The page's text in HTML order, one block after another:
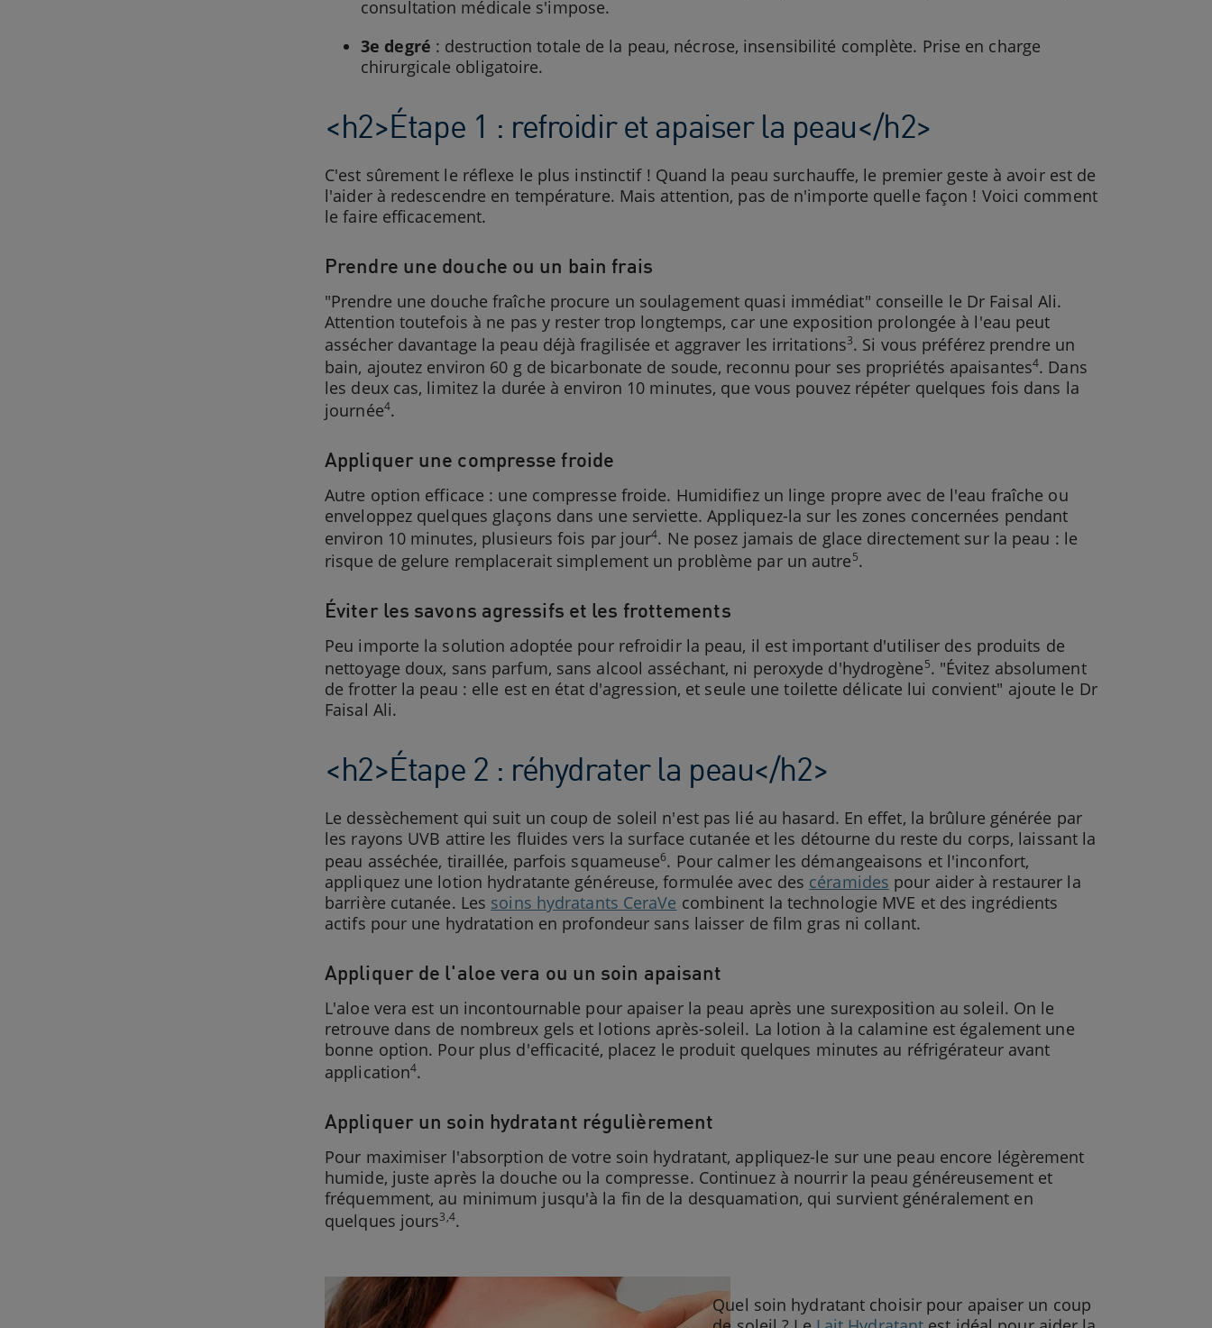
consultation médicale s'impose.
3e degré : destruction totale de la peau, nécrose, insensibilité complète. Prise en charge
chirurgicale obligatoire.
<h2>Étape 1 : refroidir et apaiser la peau</h2>
C'est sûrement le réflexe le plus instinctif ! Quand la peau surchauffe, le premier geste à avoir est de
l'aider à redescendre en température. Mais attention, pas de n'importe quelle façon ! Voici comment
le faire efficacement.
Prendre une douche ou un bain frais
"Prendre une douche fraîche procure un soulagement quasi immédiat" conseille le Dr Faisal Ali.
Attention toutefois à ne pas y rester trop longtemps, car une exposition prolongée à l'eau peut
assécher davantage la peau déjà fragilisée et aggraver les irritations3. Si vous préférez prendre un
bain, ajoutez environ 60 g de bicarbonate de soude, reconnu pour ses propriétés apaisantes4. Dans
les deux cas, limitez la durée à environ 10 minutes, que vous pouvez répéter quelques fois dans la
journée4.
Appliquer une compresse froide
Autre option efficace : une compresse froide. Humidifiez un linge propre avec de l'eau fraîche ou
enveloppez quelques glaçons dans une serviette. Appliquez-la sur les zones concernées pendant
environ 10 minutes, plusieurs fois par jour4. Ne posez jamais de glace directement sur la peau : le
risque de gelure remplacerait simplement un problème par un autre5.
Éviter les savons agressifs et les frottements
Peu importe la solution adoptée pour refroidir la peau, il est important d'utiliser des produits de
nettoyage doux, sans parfum, sans alcool asséchant, ni peroxyde d'hydrogène5. "Évitez absolument
de frotter la peau : elle est en état d'agression, et seule une toilette délicate lui convient" ajoute le Dr
Faisal Ali.
<h2>Étape 2 : réhydrater la peau</h2>
Le dessèchement qui suit un coup de soleil n'est pas lié au hasard. En effet, la brûlure générée par
les rayons UVB attire les fluides vers la surface cutanée et les détourne du reste du corps, laissant la
peau asséchée, tiraillée, parfois squameuse6. Pour calmer les démangeaisons et l'inconfort,
appliquez une lotion hydratante généreuse, formulée avec des céramides pour aider à restaurer la
barrière cutanée. Les soins hydratants CeraVe combinent la technologie MVE et des ingrédients
actifs pour une hydratation en profondeur sans laisser de film gras ni collant.
Appliquer de l'aloe vera ou un soin apaisant
L'aloe vera est un incontournable pour apaiser la peau après une surexposition au soleil. On le
retrouve dans de nombreux gels et lotions après-soleil. La lotion à la calamine est également une
bonne option. Pour plus d'efficacité, placez le produit quelques minutes au réfrigérateur avant
application4.
Appliquer un soin hydratant régulièrement
Pour maximiser l'absorption de votre soin hydratant, appliquez-le sur une peau encore légèrement
humide, juste après la douche ou la compresse. Continuez à nourrir la peau généreusement et
fréquemment, au minimum jusqu'à la fin de la desquamation, qui survient généralement en
quelques jours3,4.
Quel soin hydratant choisir pour apaiser un coup